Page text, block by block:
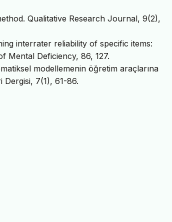
Qualitative Research Journal, 9(2),
interrater reliability of specific items:
Mental Deficiency, 86, 127.
modellemenin öğretim araçlarına
Dergisi, 7(1), 61-86.